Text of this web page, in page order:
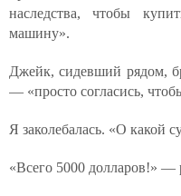
наследства, чтобы
машину».
Джейк, сидевший рядом,
— «просто согласись,
Я заколебалась. «О какой
«Всего 5000 долларов!» —